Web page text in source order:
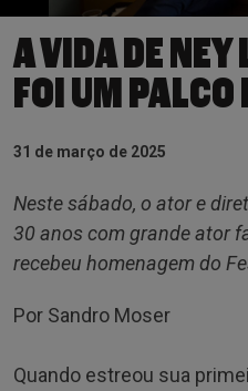
A VIDA DE
FOI UM
31 de março de 2025
Neste sábado, o ator e
30 anos com grande ator
recebeu homenagem do
Por Sandro Moser
Quando estreou sua